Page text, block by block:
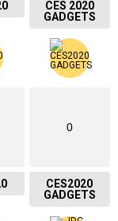
CES 2020
GADGETS
0
CES2020
GADGETS